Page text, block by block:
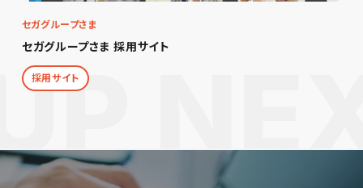
セガグループさま
セガグループさま 採用サイト
採用サイト